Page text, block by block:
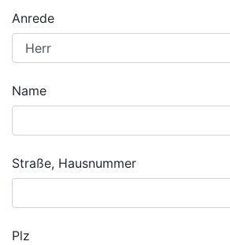
Anrede
Name
Straße, Hausnummer
Plz